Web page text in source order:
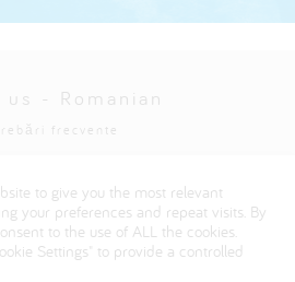
us - Romanian
frecvente
corporate website
to give you the most relevant
your preferences and repeat visits. By
to the use of ALL the cookies.
Settings" to provide a controlled